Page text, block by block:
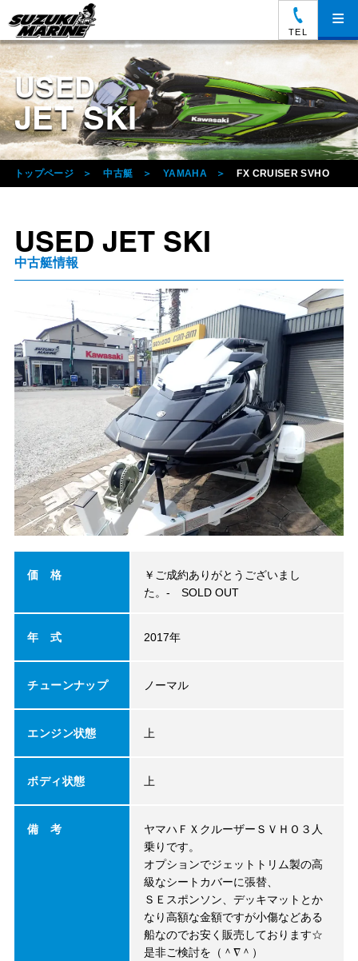
TEL
≡
USED
JET SKI
トップページ 中古艇 YAMAHA FX CRUISER SVHO
USED JET SKI
中古艇情報
価 格
￥ご成約ありがとうございまし
た。-SOLD OUT
年 式 2017年
チューンナップ ノーマル
エンジン状態 上
ボディ状態 上
備 考
ヤマハＦＸクルーザーＳＶＨＯ３人
乗りです。
オプションでジェットトリム製の高
級なシートカバーに張替、
ＳＥスポンソン、デッキマットとか
なり高額な金額ですが小傷などある
船なのでお安く販売しております☆
是非ご検討を（＾∇＾）